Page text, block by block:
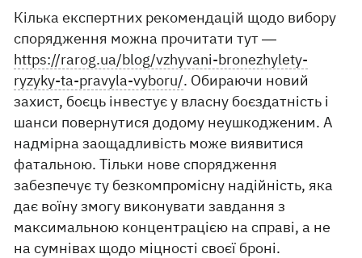
Кілька експертних рекомендацій щодо вибору
спорядження можна прочитати тут ―
https://rarog.ua/blog/vzhyvani-bronezhylety-
ryzyky-ta-pravyla-vyboru/. Обираючи новий
захист, боєць інвестує у власну боєздатність і
шанси повернутися додому неушкодженим. А
надмірна заощадливість може виявитися
фатальною. Тільки нове спорядження
забезпечує ту безкомпромісну надійність, яка
дає воїну змогу виконувати завдання з
максимальною концентрацією на справі, а не
на сумнівах щодо міцності своєї броні.